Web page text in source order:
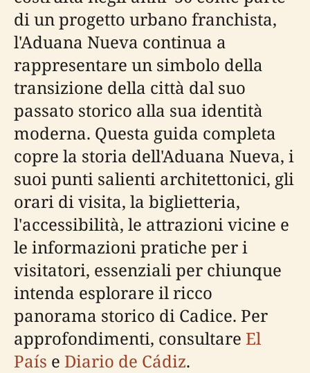
di un progetto urbano franchista,
l'Aduana Nueva continua a
rappresentare un simbolo della
transizione della città dal suo
passato storico alla sua identità
moderna. Questa guida completa
copre la storia dell'Aduana Nueva, i
suoi punti salienti architettonici, gli
orari di visita, la biglietteria,
l'accessibilità, le attrazioni vicine e
le informazioni pratiche per i
visitatori, essenziali per chiunque
intenda esplorare il ricco
panorama storico di Cadice. Per
approfondimenti, consultare El
País e Diario de Cádiz.